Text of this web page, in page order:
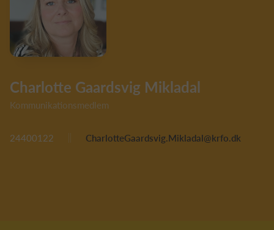
Charlotte Gaardsvig Mikladal
Kommunikationsmedlem
24400122 CharlotteGaardsvig.Mikladal@krfo.dk